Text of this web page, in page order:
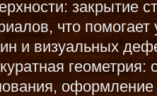
закрытие
что
и визуальных